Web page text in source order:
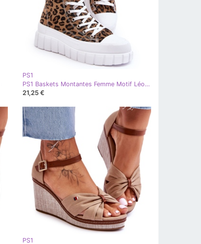
PS1
PS1 Baskets Montantes Femme Motif Léopard Marron Florensi brun
21,25 €
PS1